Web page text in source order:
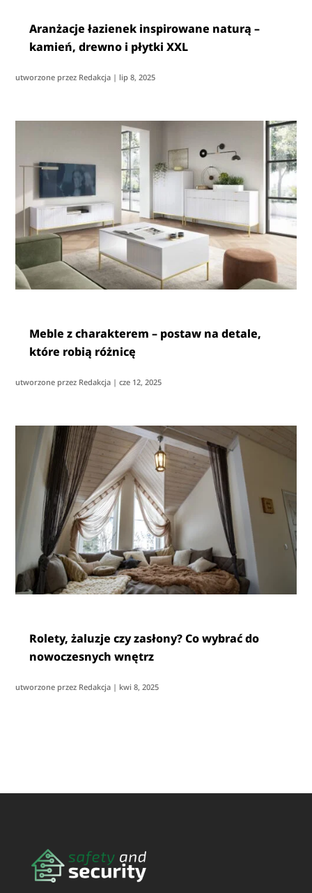
Aranżacje łazienek inspirowane naturą –
kamień, drewno i płytki XXL
utworzone przez Redakcja | lip 8, 2025
Meble z charakterem – postaw na detale,
które robią różnicę
utworzone przez Redakcja |cze 12, 2025
Rolety, żaluzje czy zasłony? Co wybrać do
nowoczesnych wnętrz
utworzone przez Redakcja | kwi 8, 2025